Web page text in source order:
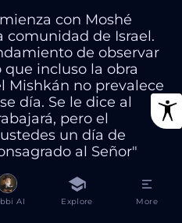
con Moshé
comunidad de Israel.
de observar
incluso la obra
Mishkán no prevalece
día. Se le dice al
pero el
un día de
al Señor"
AI Explore More